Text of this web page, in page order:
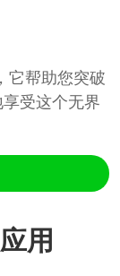
它帮助您突破
受这个无界
用